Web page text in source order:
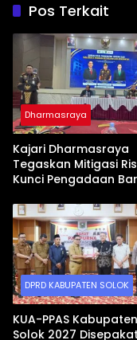
Pos Terkait
Dharmasraya
Kajari Dharmasraya
Tegaskan Mitigasi
Kunci Pengadaan
DPRD KABUPATEN SOLOK
KUA-PPAS Kabupaten
Solok 2027